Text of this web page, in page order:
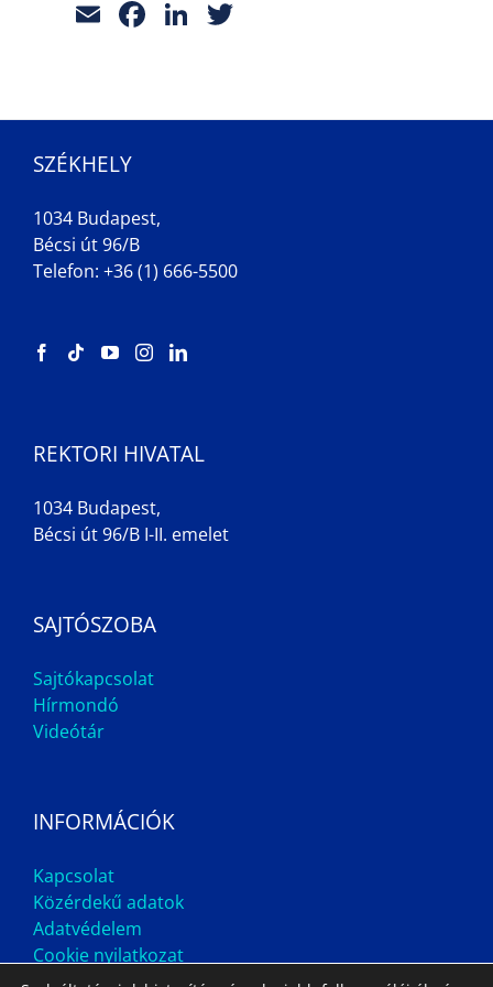
EmailFacebook
LinkedIn
SZÉKHELY
1034 Budapest,
Bécsi út 96/B
Telefon: +36 (1) 666-5500
REKTORI HIVATAL
1034 Budapest,
Bécsi út 96/B I-II. emelet
SAJTÓSZOBA
Sajtókapcsolat
Hírmondó
Videótár
INFORMÁCIÓK
Kapcsolat
Közérdekű adatok
Adatvédelem
Cookie nyilatkozat